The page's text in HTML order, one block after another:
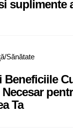
suplimente
Sănătate
Beneficiile
Ta